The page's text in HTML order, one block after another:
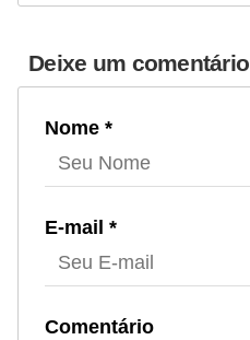
Deixe um comentário
Nome *
E-mail *
Comentário